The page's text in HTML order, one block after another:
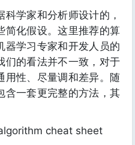
学家和分析师设计的，
简化假设。这里推荐的算
器学习专家和开发人员的
们的看法并不一致，对于
用性、尽量调和差异。随
含一套更完整的方法，其